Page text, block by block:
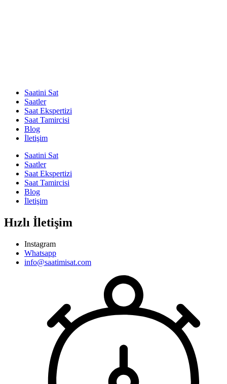
Saatini Sat
Saatler
Saat Ekspertizi
Saat Tamircisi
Blog
İletişim
Saatini Sat
Saatler
Saat Ekspertizi
Saat Tamircisi
Blog
İletişim
Hızlı İletişim
Instagram
Whatsapp
info@saatimisat.com